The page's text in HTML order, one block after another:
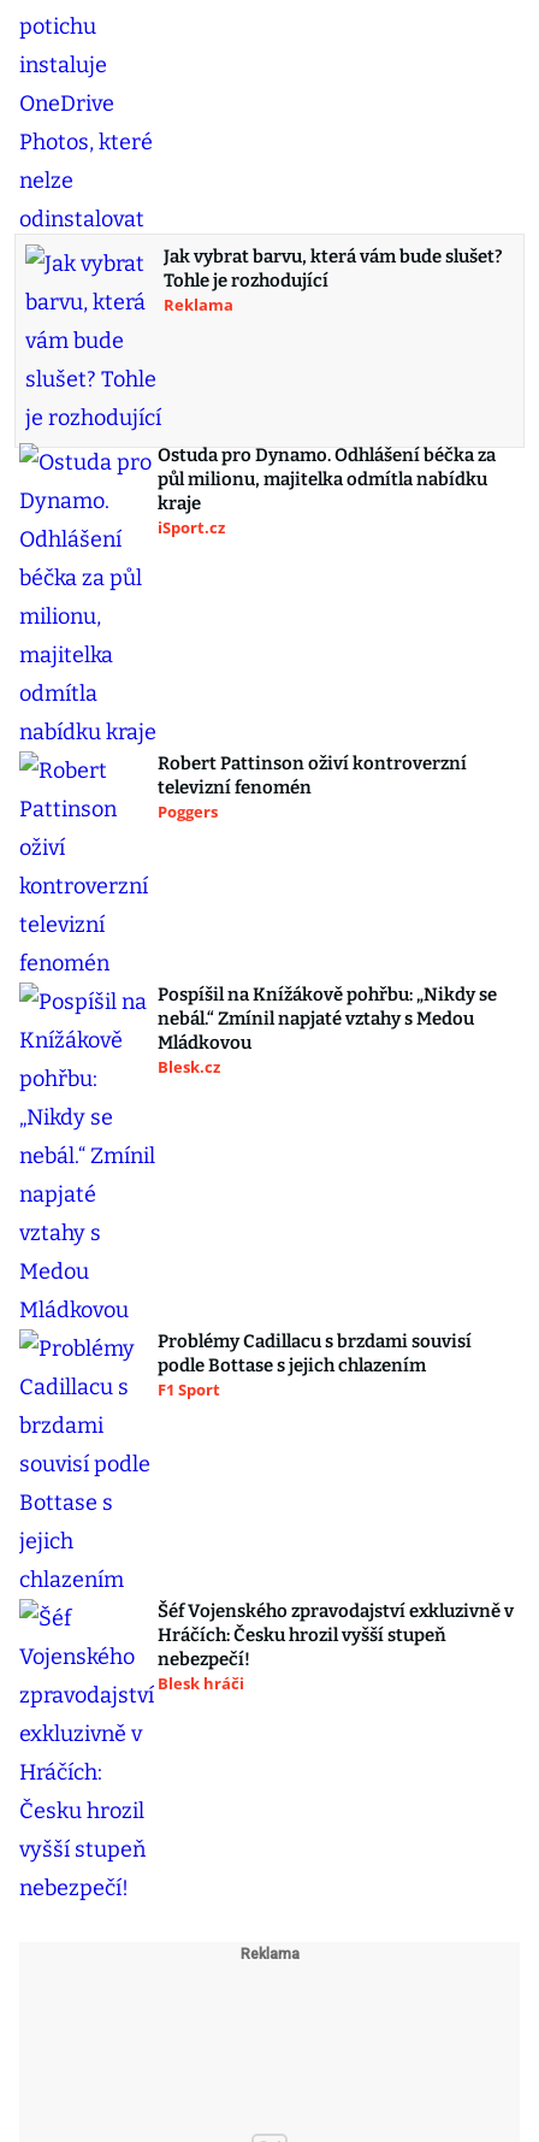
Jak vybrat barvu, která vám bude slušet?
Tohle je rozhodující
Reklama
Ostuda pro Dynamo. Odhlášení béčka za
půl milionu, majitelka odmítla nabídku
kraje
iSport.cz
Robert Pattinson oživí kontroverzní
televizní fenomén
Poggers
Pospíšil na Knížákově pohřbu: „Nikdy se
nebál.“ Zmínil napjaté vztahy s Medou
Mládkovou
Blesk.cz
Problémy Cadillacu s brzdami souvisí
podle Bottase s jejich chlazením
F1 Sport
Šéf Vojenského zpravodajství exkluzivně v
Hráčích: Česku hrozil vyšší stupeň
nebezpečí!
Blesk hráči